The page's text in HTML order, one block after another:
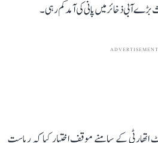
آبی ذخائر میں پانی کی آمد کم رہی۔
ADVERTISEMENT
اتھارٹی کے سامنے موقف اختیار کیا کہ ریاست